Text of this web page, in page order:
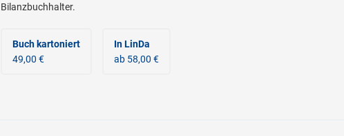
Bilanzbuchhalter.
Buch kartoniert
49,00 €
In LinDa
ab 58,00 €